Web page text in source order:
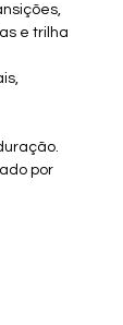
e trilha
por